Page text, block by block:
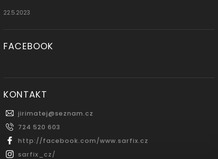
22.5.2023
FACEBOOK
KONTAKT
jirimatej@seznam.cz
724 520 603
http://facebook.com/www.sarfix.cz
sarfix_cz/